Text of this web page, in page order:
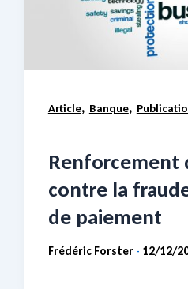
Article, Banque,
Renforcement
contre la
de paiement
Frédéric Forster - 12/12/